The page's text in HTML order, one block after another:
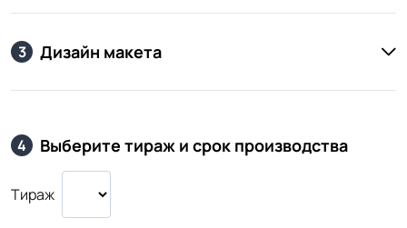
3 Дизайн макета
4 Выберите тираж и срок производства
Тираж